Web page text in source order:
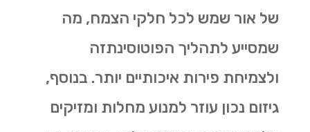
של אור שמש לכל חלקי הצמח, מה
שמסייע לתהליך הפוטוסינתזה
ולצמיחת פירות איכותיים יותר. בנוסף,
גיזום נכון עוזר למנוע מחלות ומזיקים